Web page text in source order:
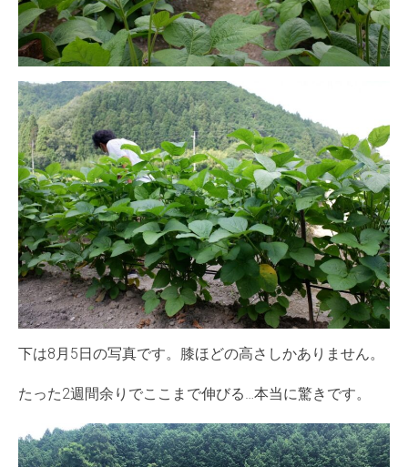
下は8月5日の写真です。膝ほどの高さしかありません。
たった2週間余りでここまで伸びる…本当に驚きです。